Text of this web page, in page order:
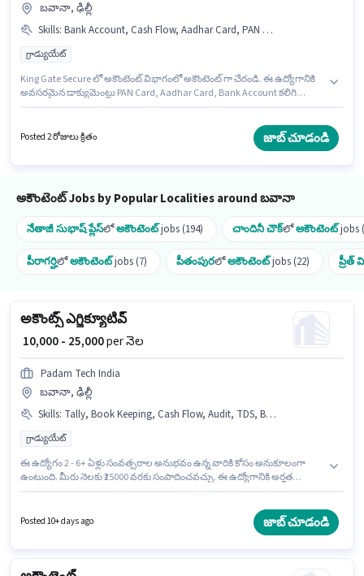
బవానా, ఢిల్లీ
Skills: Bank Account, Cash Flow, Aadhar Card, PAN Card, Tax Returns, Balance Sheet, GST, TDS, Book Keeping
గ్రాడ్యుయేట్
King Gate Secure లో అకౌంటెంట్ విభాగంలో అకౌంటెంట్ గా చేరండి. ఈ ఉద్యోగానికి
అవసరమైన డాక్యుమెంట్లు PAN Card, Aadhar Card, Bank Account కలిగి
నైపుణ్యాలు ఉండాలి. దరఖాస్తుదారులు కనీసం గ్రాడ్యుయేట్ డిగ్రీ లేదా సర్టిఫికెట్ కలిగి
Posted 2 రోజులు క్రితం జాబ్ చూడండి
అకౌంటెంట్ Jobs by Popular Localities around బవానా
నేతాజీ సుభాష్ ప్లేస్లోఅకౌంటెంట్jobs (194) చాందినీ చౌక్లోఅకౌంటెంట్jobs
పీరాగర్హిలోఅకౌంటెంట్jobs (7) పీతంపురలోఅకౌంటెంట్jobs (22) ప్రీత్
అకౌంట్స్ ఎగ్జిక్యూటివ్
₹ 10,000 - 25,000per నెల
Padam Tech India
బవానా, ఢిల్లీ
Skills: Tally, Book Keeping, Cash Flow, Audit, TDS, Balance Sheet, Taxation - VAT & Sales Tax, GST
గ్రాడ్యుయేట్
ఈ ఉద్యోగం 2 - 6+ ఏళ్లు సంవత్సరాల అనుభవం ఉన్న వారికి కోసం అనుకూలంగా
ఉంటుంది. మీరు నెలకు ₹25000 వరకు సంపాదించవచ్చు. ఈ ఉద్యోగానికి అర్హత
దరఖాస్తుదారులు కనీసం గ్రాడ్యుయేట్ డిగ్రీ లేదా సర్టిఫికెట్ కలిగి ఉండాలి. ఈ
ఉద్యోగానికి Fixed జీతం ఇవ్వబడుతుంది. ఈ ఉద్యోగం బవానా, ఢిల్లీ లో ఉంది.
Posted 10+ days ago జాబ్ చూడండి